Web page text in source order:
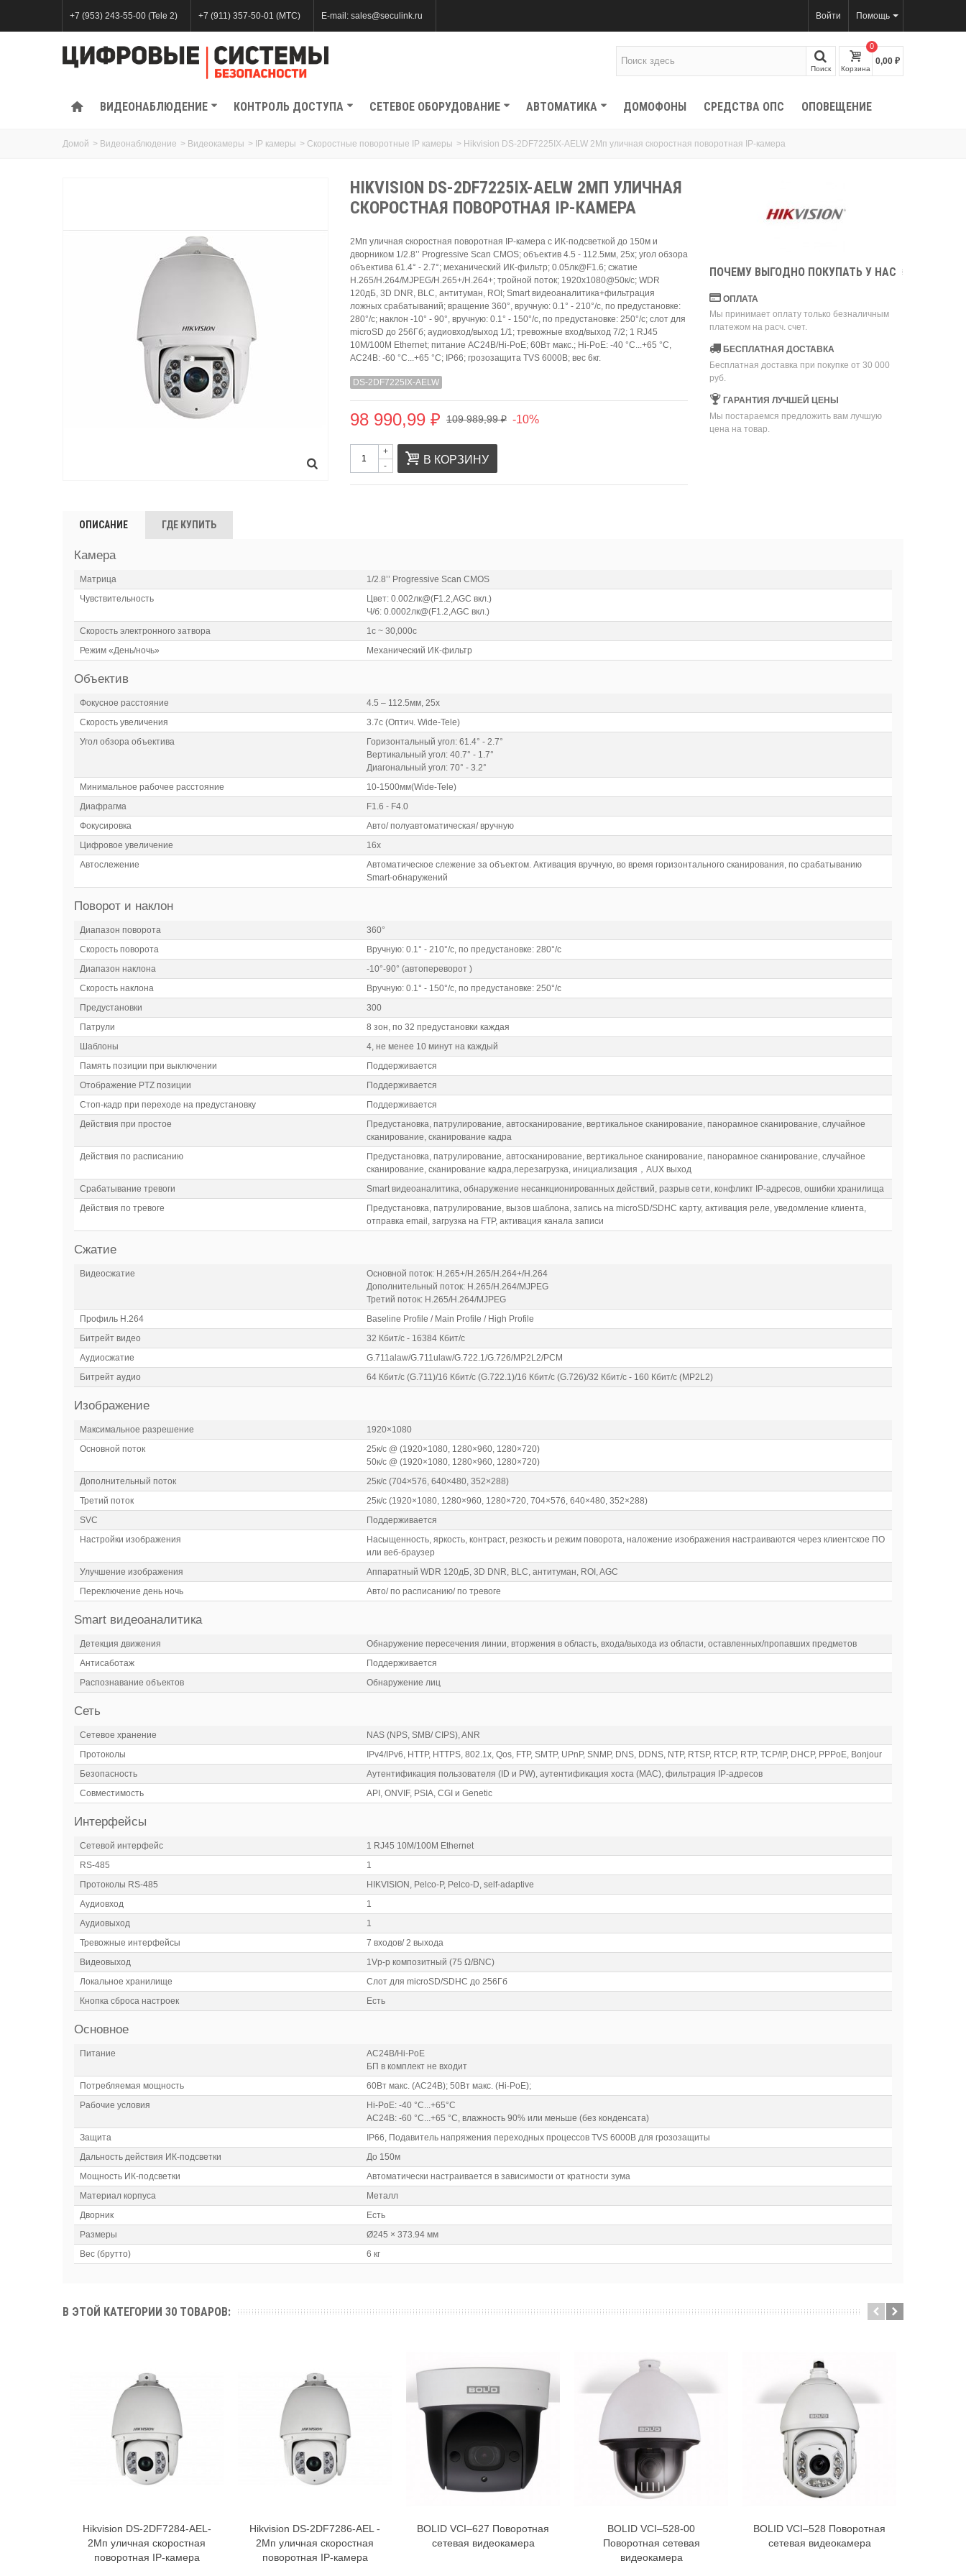
Помощь
+7 (953) 243-55-00 (Tele 2) +7 (911) 357-50-01 (МТС) E-mail: sales@seculink.ru Войти
Поиск Корзина
0
0,00 ₽
ВИДЕОНАБЛЮДЕНИЕ КОНТРОЛЬ ДОСТУПА СЕТЕВОЕ ОБОРУДОВАНИЕ АВТОМАТИКА ДОМОФОНЫ СРЕДСТВА ОПС ОПОВЕЩЕНИЕ
Домой > Видеонаблюдение > Видеокамеры > IP камеры > Скоростные поворотные IP камеры > Hikvision DS-2DF7225IX-AELW 2Мп уличная скоростная поворотная IP-камера
HIKVISION DS-2DF7225IX-AELW 2МП УЛИЧНАЯ
СКОРОСТНАЯ ПОВОРОТНАЯ IP-КАМЕРА
2Мп уличная скоростная поворотная IP-камера с ИК-подсветкой до 150м и
дворником 1/2.8’’ Progressive Scan CMOS; объектив 4.5 - 112.5мм, 25x; угол обзора
объектива 61.4° - 2.7°; механический ИК-фильтр; 0.05лк@F1.6; сжатие
H.265/H.264/MJPEG/H.265+/H.264+; тройной поток; 1920х1080@50к/с; WDR
120дБ, 3D DNR, BLC, антитуман, ROI; Smart видеоаналитика+фильтрация
ложных срабатываний; вращение 360°, вручную: 0.1° - 210°/с, по предустановке:
280°/с; наклон -10° - 90°, вручную: 0.1° - 150°/с, по предустановке: 250°/с; слот для
microSD до 256Гб; аудиовход/выход 1/1; тревожные вход/выход 7/2; 1 RJ45
10M/100M Ethernet; питание AC24В/Hi-PoE; 60Вт макс.; Hi-PoE: -40 °C...+65 °C,
AC24В: -60 °C...+65 °C; IP66; грозозащита TVS 6000B; вес 6кг.
DS-2DF7225IX-AELW
98 990,99 ₽ 109 989,99 ₽ -10%
-
+
В КОРЗИНУ
ПОЧЕМУ ВЫГОДНО ПОКУПАТЬ У НАС
ОПЛАТА
Мы принимает оплату только безналичным
платежом на расч. счет.
БЕСПЛАТНАЯ ДОСТАВКА
Бесплатная доставка при покупке от 30 000
руб.
ГАРАНТИЯ ЛУЧШЕЙ ЦЕНЫ
Мы постараемся предложить вам лучшую
цена на товар.
ОПИСАНИЕ ГДЕ КУПИТЬ
Камера
Матрица
1/2.8’’ Progressive Scan CMOS
Чувствительность
Цвет: 0.002лк@(F1.2,AGC вкл.)
Ч/б: 0.0002лк@(F1.2,AGC вкл.)
Скорость электронного затвора
1с ~ 30,000с
Режим «День/ночь»
Механический ИК-фильтр
Объектив
Фокусное расстояние
4.5 – 112.5мм, 25x
Скорость увеличения
3.7с (Оптич. Wide-Tele)
Угол обзора объектива
Горизонтальный угол: 61.4° - 2.7°
Вертикальный угол: 40.7° - 1.7°
Диагональный угол: 70° - 3.2°
Минимальное рабочее расстояние
10-1500мм(Wide-Tele)
Диафрагма
F1.6 - F4.0
Фокусировка
Авто/ полуавтоматическая/ вручную
Цифровое увеличение
16x
Автослежение
Автоматическое слежение за объектом. Активация вручную, во время горизонтального сканирования, по срабатыванию
Smart-обнаружений
Поворот и наклон
Диапазон поворота
360°
Скорость поворота
Вручную: 0.1° - 210°/с, по предустановке: 280°/с
Диапазон наклона
-10°-90° (автопереворот )
Скорость наклона
Вручную: 0.1° - 150°/с, по предустановке: 250°/с
Предустановки
300
Патрули
8 зон, по 32 предустановки каждая
Шаблоны
4, не менее 10 минут на каждый
Память позиции при выключении
Поддерживается
Отображение PTZ позиции
Поддерживается
Стоп-кадр при переходе на предустановку
Поддерживается
Действия при простое
Предустановка, патрулирование, автосканирование, вертикальное сканирование, панорамное сканирование, случайное
сканирование, сканирование кадра
Действия по расписанию
Предустановка, патрулирование, автосканирование, вертикальное сканирование, панорамное сканирование, случайное
сканирование, сканирование кадра,перезагрузка, инициализация，AUX выход
Срабатывание тревоги
Smart видеоаналитика, обнаружение несанкционированных действий, разрыв сети, конфликт IP-адресов, ошибки хранилища
Действия по тревоге
Предустановка, патрулирование, вызов шаблона, запись на microSD/SDHC карту, активация реле, уведомление клиента,
отправка email, загрузка на FTP, активация канала записи
Сжатие
Видеосжатие
Основной поток: H.265+/H.265/H.264+/H.264
Дополнительный поток: H.265/H.264/MJPEG
Третий поток: H.265/H.264/MJPEG
Профиль H.264
Baseline Profile / Main Profile / High Profile
Битрейт видео
32 Кбит/с - 16384 Кбит/с
Аудиосжатие
G.711alaw/G.711ulaw/G.722.1/G.726/MP2L2/PCM
Битрейт аудио
64 Кбит/с (G.711)/16 Кбит/с (G.722.1)/16 Кбит/с (G.726)/32 Кбит/с - 160 Кбит/с (MP2L2)
Изображение
Максимальное разрешение
1920×1080
Основной поток
25к/с @ (1920×1080, 1280×960, 1280×720)
50к/с @ (1920×1080, 1280×960, 1280×720)
Дополнительный поток
25к/с (704×576, 640×480, 352×288)
Третий поток
25к/с (1920×1080, 1280×960, 1280×720, 704×576, 640×480, 352×288)
SVC
Поддерживается
Настройки изображения
Насыщенность, яркость, контраст, резкость и режим поворота, наложение изображения настраиваются через клиентское ПО
или веб-браузер
Улучшение изображения
Аппаратный WDR 120дБ, 3D DNR, BLC, антитуман, ROI, AGC
Переключение день ночь
Авто/ по расписанию/ по тревоге
Smart видеоаналитика
Детекция движения
Обнаружение пересечения линии, вторжения в область, входа/выхода из области, оставленных/пропавших предметов
Антисаботаж
Поддерживается
Распознавание объектов
Обнаружение лиц
Сеть
Сетевое хранение
NAS (NPS, SMB/ CIPS), ANR
Протоколы
IPv4/IPv6, HTTP, HTTPS, 802.1x, Qos, FTP, SMTP, UPnP, SNMP, DNS, DDNS, NTP, RTSP, RTCP, RTP, TCP/IP, DHCP, PPPoE, Bonjour
Безопасность
Аутентификация пользователя (ID и PW), аутентификация хоста (MAC), фильтрация IP-адресов
Совместимость
API, ONVIF, PSIA, CGI и Genetic
Интерфейсы
Сетевой интерфейс
1 RJ45 10M/100M Ethernet
RS-485
1
Протоколы RS-485
HIKVISION, Pelco-P, Pelco-D, self-adaptive
Аудиовход
1
Аудиовыход
1
Тревожные интерфейсы
7 входов/ 2 выхода
Видеовыход
1Vp-p композитный (75 Ω/BNC)
Локальное хранилище
Слот для microSD/SDHC до 256Гб
Кнопка сброса настроек
Есть
Основное
Питание
AC24В/Hi-PoE
БП в комплект не входит
Потребляемая мощность
60Вт макс. (AC24B); 50Вт макс. (Hi-PoE);
Рабочие условия
Hi-PoE: -40 °C...+65°C
AC24В: -60 °C...+65 °C, влажность 90% или меньше (без конденсата)
Защита
IP66, Подавитель напряжения переходных процессов TVS 6000B для грозозащиты
Дальность действия ИК-подсветки
До 150м
Мощность ИК-подсветки
Автоматически настраивается в зависимости от кратности зума
Материал корпуса
Металл
Дворник
Есть
Размеры
Ø245 × 373.94 мм
Вес (брутто)
6 кг
В ЭТОЙ КАТЕГОРИИ 30 ТОВАРОВ:
В корзину
Hikvision DS-2DF7284-AEL-
2Мп уличная скоростная
поворотная IP-камера
В корзину
Hikvision DS-2DF7286-AEL -
2Мп уличная скоростная
поворотная IP-камера
В корзину
BOLID VCI–627 Поворотная
сетевая видеокамера
В корзину
BOLID VCI–528-00
Поворотная сетевая
видеокамера
В корзину
BOLID VCI–528 Поворотная
сетевая видеокамера